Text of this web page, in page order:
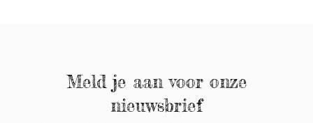
Meld je aan voor onze
nieuwsbrief